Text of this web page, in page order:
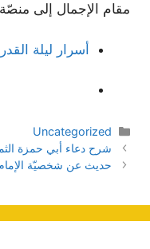
مقام الإجمال إلى
أسرار ليلة القدر
دسته‌ها
Uncategorized
ناوبری
نوشته‌ها
شرح دعاء أبي حمزة
حديث عن شخصيّة الإمام